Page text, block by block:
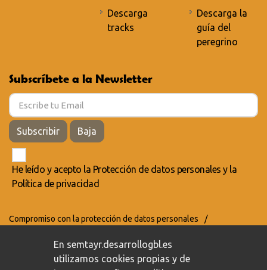
Descarga
tracks
Descarga la
guía del
peregrino
Subscríbete a la Newsletter
Subscribir Baja
He leído y acepto la Protección de datos personales y la
Política de privacidad
Compromiso con la protección de datos personales
/
En semtayr.desarrollogbl.es
utilizamos cookies propias y de